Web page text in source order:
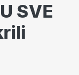
SVE